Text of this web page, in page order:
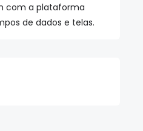
com a plataforma
de dados e telas.